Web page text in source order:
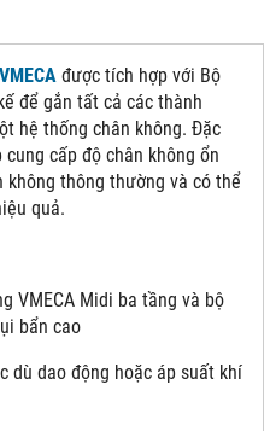
được tích hợp với Bộ
để gắn tất cả các thành
hệ thống chân không. Đặc
cấp độ chân không ổn
không thông thường và có thể
quả.
VMECA Midi ba tầng và bộ
bẩn cao
dù dao động hoặc áp suất khí